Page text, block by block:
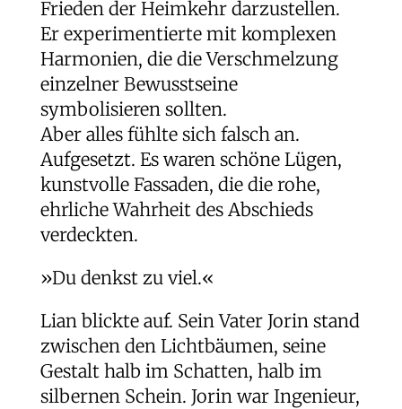
Frieden der Heimkehr darzustellen.
Er experimentierte mit komplexen
Harmonien, die die Verschmelzung
einzelner Bewusstseine
symbolisieren sollten.
Aber alles fühlte sich falsch an.
Aufgesetzt. Es waren schöne Lügen,
kunstvolle Fassaden, die die rohe,
ehrliche Wahrheit des Abschieds
verdeckten.
»Du denkst zu viel.«
Lian blickte auf. Sein Vater Jorin stand
zwischen den Lichtbäumen, seine
Gestalt halb im Schatten, halb im
silbernen Schein. Jorin war Ingenieur,